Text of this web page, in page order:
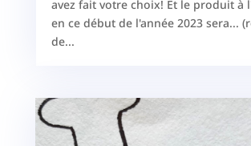
avez fait votre choix! Et le produit à
en ce début de l'année 2023 sera...
de...